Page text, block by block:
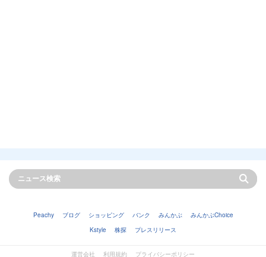
Peachy ブログ ショッピング バンク みんかぶ
みんかぶChoice
Kstyle
株探 プレスリリース
運営会社 利用規約 プライバシーポリシー